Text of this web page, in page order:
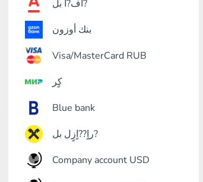
أف?ا بل?
بنك أوزون
Visa/MasterCard RUB
كٍر
Blue bank
راٍ??اٍزٍل بل?
Company account USD